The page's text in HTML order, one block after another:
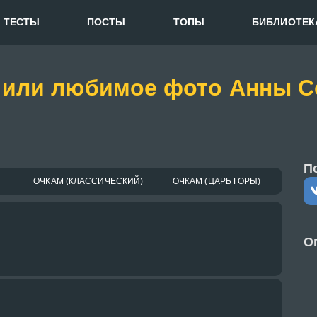
ТЕСТЫ ПОСТЫ ТОПЫ
или любимое фото Анны
ОЧКАМ (КЛАССИЧЕСКИЙ) ОЧКАМ (ЦАРЬ ГОРЫ)